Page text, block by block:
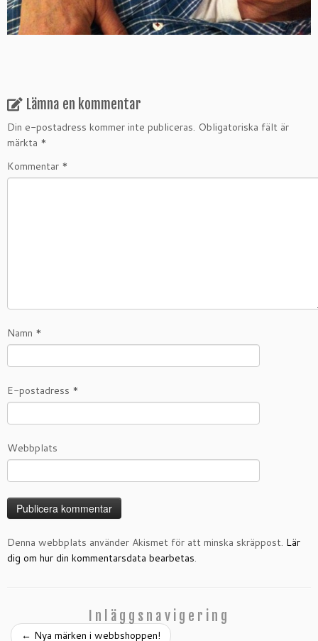
Lämna en kommentar
Din e-postadress kommer inte publiceras. Obligatoriska fält är
märkta *
Kommentar *
Namn *
E-postadress *
Webbplats
Denna webbplats använder Akismet för att minska skräppost. Lär
dig om hur din kommentarsdata bearbetas.
Inläggsnavigering
← Nya märken i webbshoppen!